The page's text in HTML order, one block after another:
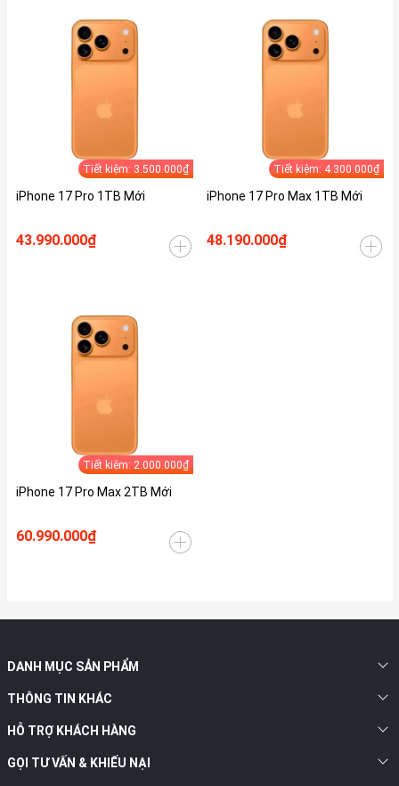
Tiết kiệm: 3.500.000₫
iPhone 17 Pro 1TB Mới
43.990.000₫
Tiết kiệm: 4.300.000₫
iPhone 17 Pro Max 1TB Mới
48.190.000₫
Tiết kiệm: 2.000.000₫
iPhone 17 Pro Max 2TB Mới
60.990.000₫
DANH MỤC SẢN PHẨM
THÔNG TIN KHÁC
HỖ TRỢ KHÁCH HÀNG
GỌI TƯ VẤN & KHIẾU NẠI